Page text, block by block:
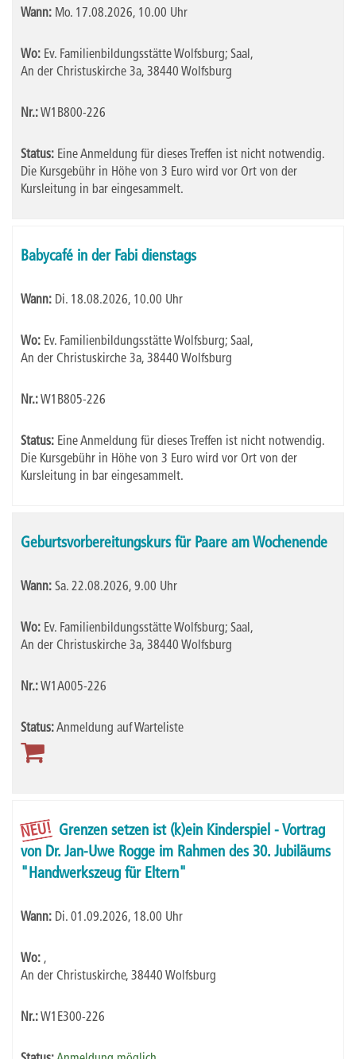
Wann: Mo. 17.08.2026, 10.00 Uhr
Wo: Ev. Familienbildungsstätte Wolfsburg; Saal,
An der Christuskirche 3a, 38440 Wolfsburg
Nr.:W1B800-226
Status: Eine Anmeldung für dieses Treffen ist nicht notwendig.
Die Kursgebühr in Höhe von 3 Euro wird vor Ort von der
Kursleitung in bar eingesammelt.
Babycafé in der Fabi dienstags
Wann: Di. 18.08.2026, 10.00 Uhr
Wo: Ev. Familienbildungsstätte Wolfsburg; Saal,
An der Christuskirche 3a, 38440 Wolfsburg
Nr.:W1B805-226
Status: Eine Anmeldung für dieses Treffen ist nicht notwendig.
Die Kursgebühr in Höhe von 3 Euro wird vor Ort von der
Kursleitung in bar eingesammelt.
Geburtsvorbereitungskurs für Paare am Wochenende
Wann: Sa. 22.08.2026, 9.00 Uhr
Wo: Ev. Familienbildungsstätte Wolfsburg; Saal,
An der Christuskirche 3a, 38440 Wolfsburg
Nr.:W1A005-226
Status:Anmeldung auf Warteliste
NEU! Grenzen setzen ist (k)ein Kinderspiel - Vortrag
von Dr. Jan-Uwe Rogge im Rahmen des 30. Jubiläums
"Handwerkszeug für Eltern"
Wann: Di. 01.09.2026, 18.00 Uhr
Wo: ,
An der Christuskirche, 38440 Wolfsburg
Nr.:W1E300-226